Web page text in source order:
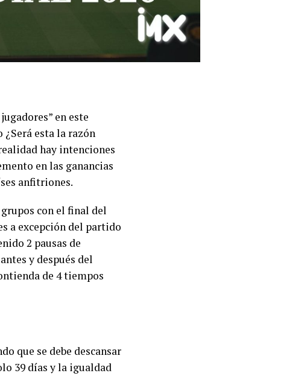
en este
esta la razón
hay intenciones
en las ganancias
anfitriones.
con el final del
a excepción del partido
2 pausas de
y después del
de 4 tiempos
que se debe descansar
39 días y la igualdad